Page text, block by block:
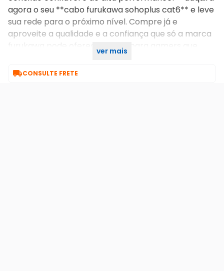
agora o seu **cabo furukawa sohoplus cat6** e leve
sua rede para o próximo nível. Compre já e
aproveite a qualidade e a confiança que só a marca
furukawa pode oferecer! Ideal para gamers que
ver mais
CONSULTE FRETE